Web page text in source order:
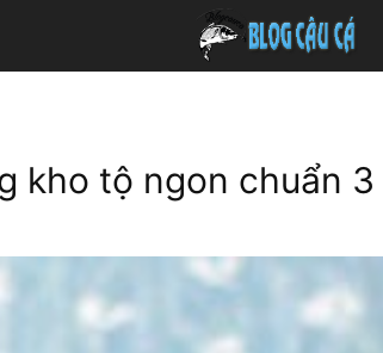
kho tộ ngon chuẩn 3